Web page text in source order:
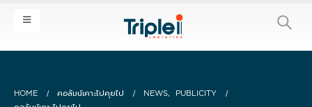
HOME คอลัมน์เคาะไปคุยไป NEWS,
PUBLICITY